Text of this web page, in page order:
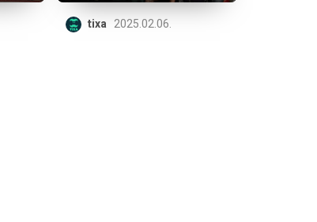
tixa 2025.02.06.